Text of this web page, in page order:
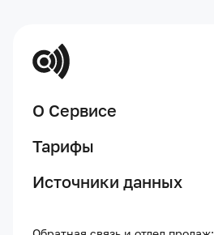
О Сервисе
Тарифы
Источники данных